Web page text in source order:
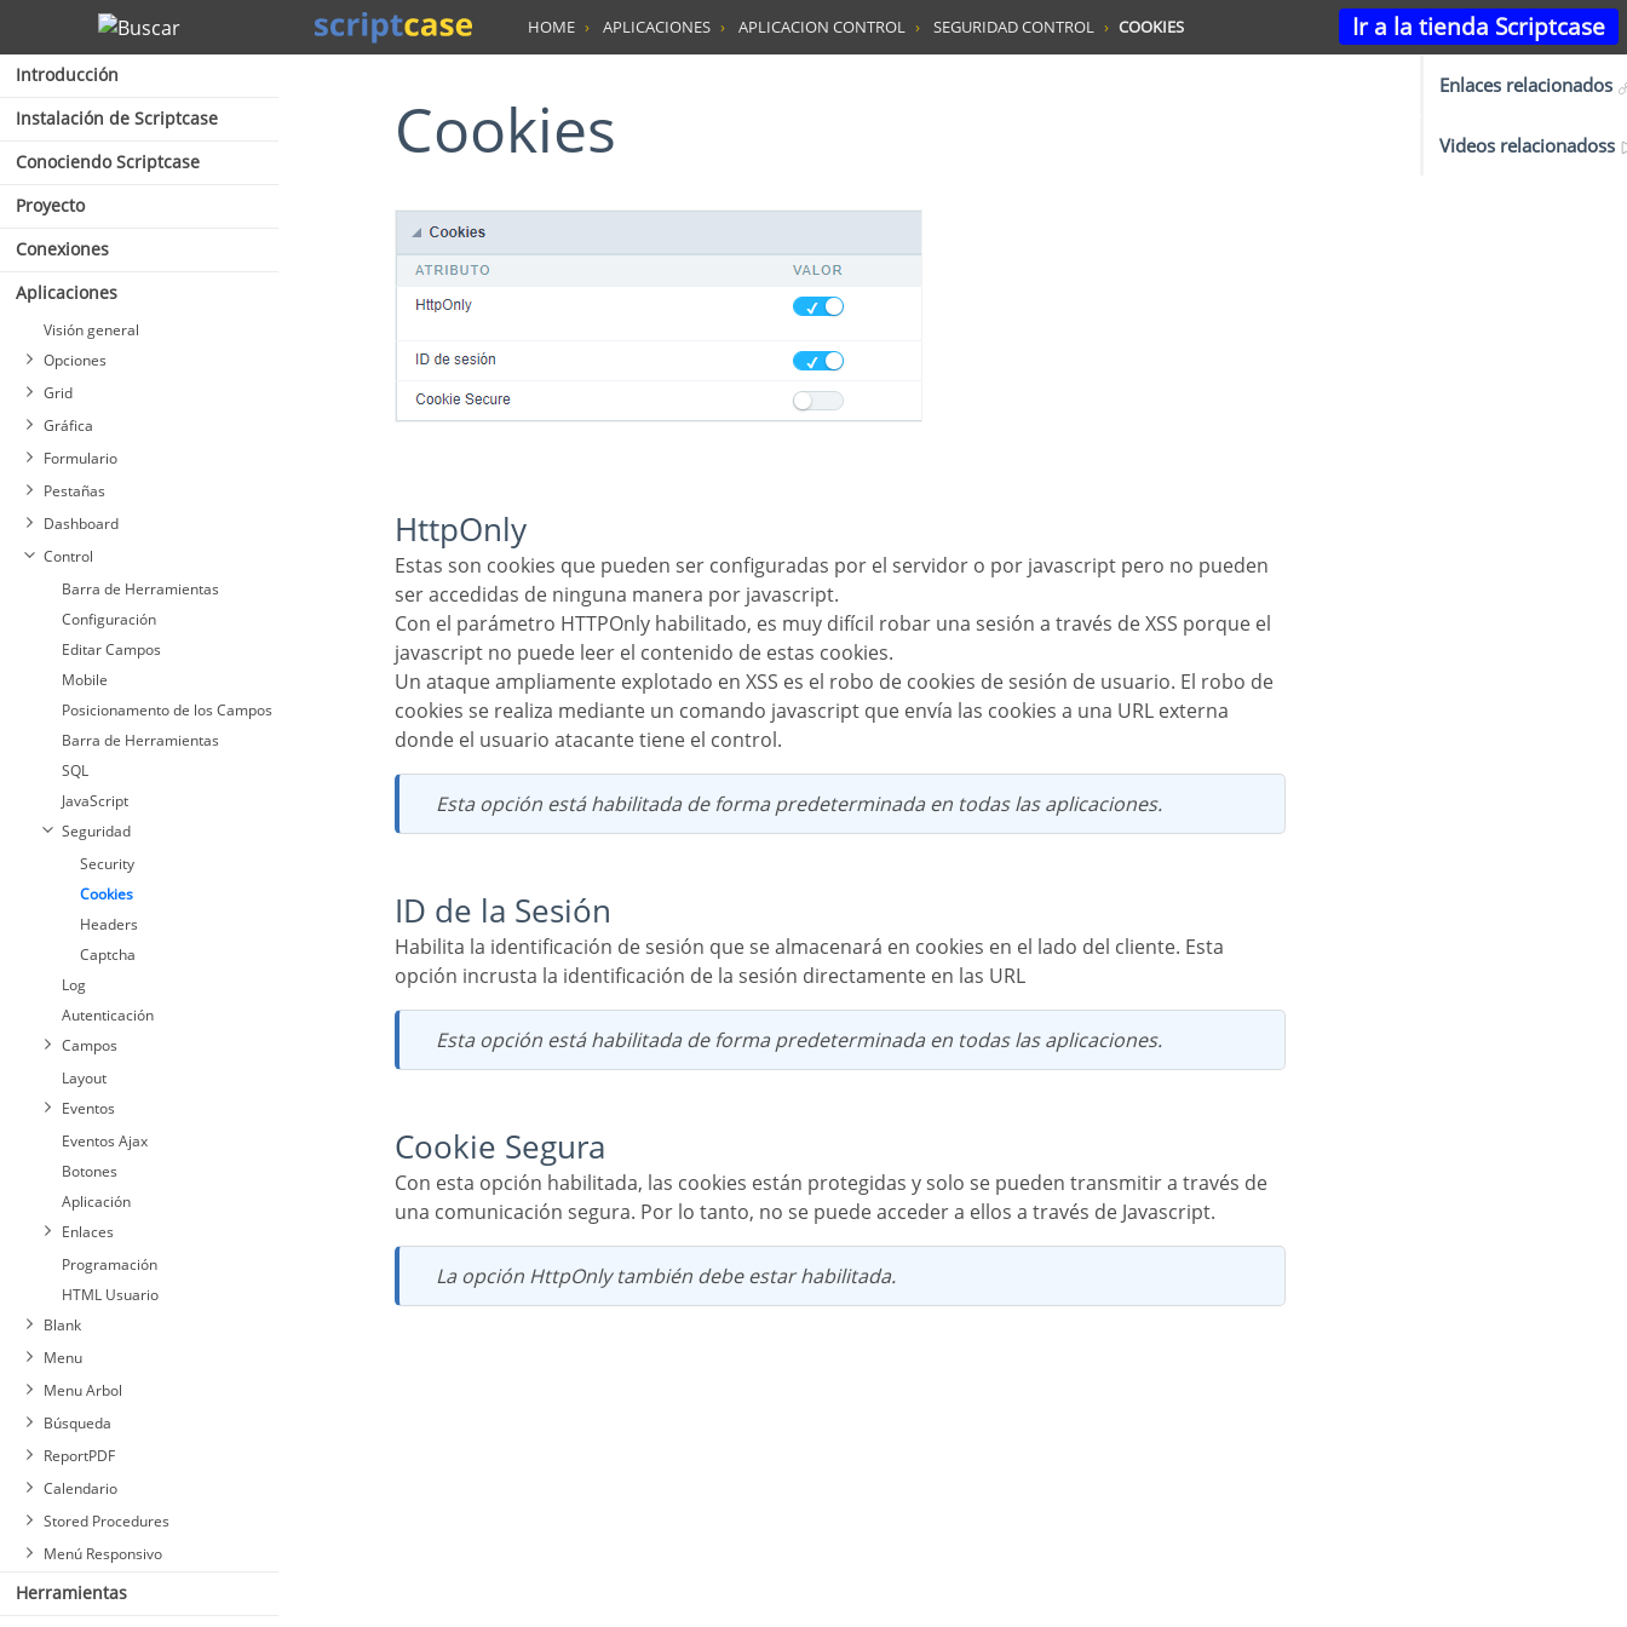
Ir a la tienda Scriptcase
Buscar
Introducción
Instalación de Scriptcase
Conociendo Scriptcase
Proyecto
Conexiones
Aplicaciones
Visión general
Opciones
Grid
Gráfica
Formulario
Pestañas
Dashboard
Control
Barra de Herramientas
Configuración
Editar Campos
Mobile
Posicionamento de los Campos
Barra de Herramientas
SQL
JavaScript
Seguridad
Security
Cookies
Headers
Captcha
Log
Autenticación
Campos
Layout
Eventos
Eventos Ajax
Botones
Aplicación
Enlaces
Programación
HTML Usuario
Blank
Menu
Menu Arbol
Búsqueda
ReportPDF
Calendario
Stored Procedures
Menú Responsivo
Herramientas
HOME APLICACIONES APLICACION CONTROL SEGURIDAD CONTROL COOKIES
Cookies
HttpOnly
Estas son cookies que pueden ser configuradas por el servidor o por javascript pero no pueden
ser accedidas de ninguna manera por javascript.
Con el parámetro HTTPOnly habilitado, es muy difícil robar una sesión a través de XSS porque el
javascript no puede leer el contenido de estas cookies.
Un ataque ampliamente explotado en XSS es el robo de cookies de sesión de usuario. El robo de
cookies se realiza mediante un comando javascript que envía las cookies a una URL externa
donde el usuario atacante tiene el control.
Esta opción está habilitada de forma predeterminada en todas las aplicaciones.
ID de la Sesión
Habilita la identificación de sesión que se almacenará en cookies en el lado del cliente. Esta
opción incrusta la identificación de la sesión directamente en las URL
Esta opción está habilitada de forma predeterminada en todas las aplicaciones.
Cookie Segura
Con esta opción habilitada, las cookies están protegidas y solo se pueden transmitir a través de
una comunicación segura. Por lo tanto, no se puede acceder a ellos a través de Javascript.
La opción HttpOnly también debe estar habilitada.
Enlaces relacionados
Videos relacionadoss